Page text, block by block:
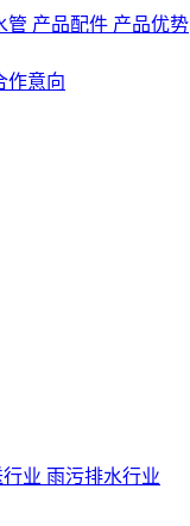
管 产品配件 产品优势
作意向
业 雨污排水行业